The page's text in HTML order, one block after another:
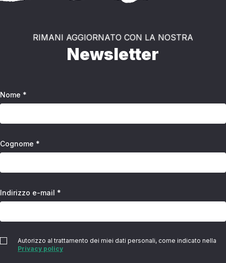
RIMANI AGGIORNATO CON LA NOSTRA
Newsletter
Nome *
Cognome *
Indirizzo e-mail *
Autorizzo al trattamento dei miei dati personali, come indicato nella
Privacy policy